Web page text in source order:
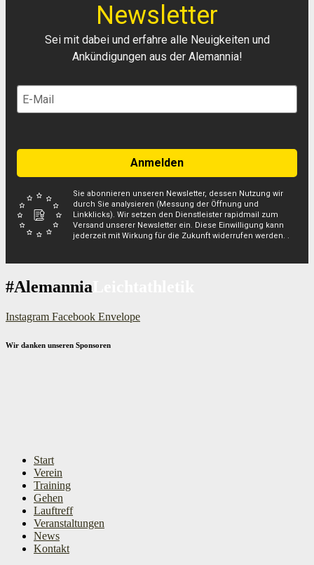
Newsletter
Sei mit dabei und erfahre alle Neuigkeiten und
Ankündigungen aus der Alemannia!
Anmelden
Sie abonnieren unseren Newsletter, dessen Nutzung wir
durch Sie analysieren (Messung der Öffnung und
Linkklicks). Wir setzen den Dienstleister rapidmail zum
Versand unserer Newsletter ein. Diese Einwilligung kann
jederzeit mit Wirkung für die Zukunft widerrufen werden. .
#Alemannia
Instagram Facebook Envelope
Wir danken unseren Sponsoren
Start
Verein
Training
Gehen
Lauftreff
Veranstaltungen
News
Kontakt